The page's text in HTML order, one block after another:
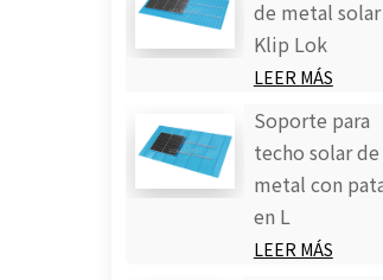
de metal solar
Klip Lok
LEER MÁS
Soporte para
techo solar de
metal con
en L
LEER MÁS